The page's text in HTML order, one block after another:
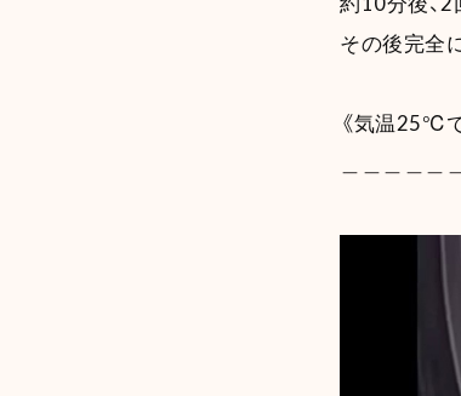
その後完全
《気温25℃